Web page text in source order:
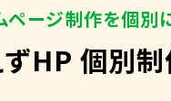
ページ制作を個別
ずHP 個別